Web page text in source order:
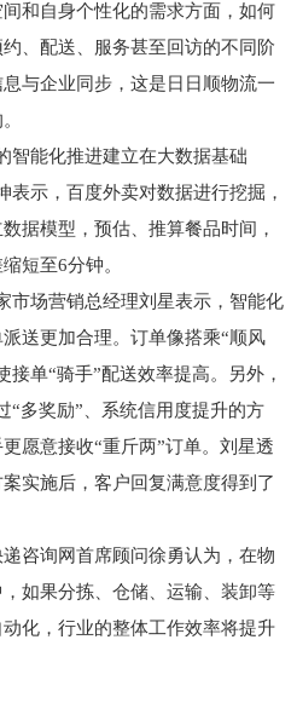
和自身个性化的需求方面，如何
、配送、服务甚至回访的不同阶
与企业同步，这是日日顺物流一
智能化推进建立在大数据基础
表示，百度外卖对数据进行挖掘，
据模型，预估、推算餐品时间，
短至6分钟。
市场营销总经理刘星表示，智能化
送更加合理。订单像搭乘“顺风
接单“骑手”配送效率提高。另外，
“多奖励”、系统信用度提升的方
愿意接收“重斤两”订单。刘星透
实施后，客户回复满意度得到了
咨询网首席顾问徐勇认为，在物
如果分拣、仓储、运输、装卸等
化，行业的整体工作效率将提升